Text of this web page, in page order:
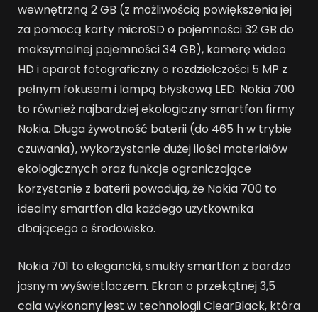
wewnętrzną 2 GB (z możliwością powiększenia jej
za pomocą karty microSD o pojemności 32 GB do
maksymalnej pojemności 34 GB), kamerę wideo
HD i aparat fotograficzny o rozdzielczości 5 MP z
pełnym fokusem i lampą błyskową LED. Nokia 700
to również najbardziej ekologiczny smartfon firmy
Nokia. Długa żywotność baterii (do 465 h w trybie
czuwania), wykorzystanie dużej ilości materiałów
ekologicznych oraz funkcje ograniczające
korzystanie z baterii powodują, że Nokia 700 to
idealny smartfon dla każdego użytkownika
dbającego o środowisko.
Nokia 701 to elegancki, smukły smartfon z bardzo
jasnym wyświetlaczem. Ekran o przekątnej 3,5
cala wykonany jest w technologii ClearBlack, która